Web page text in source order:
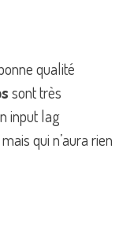
qualité
sont très
input lag
qui n’aura rien